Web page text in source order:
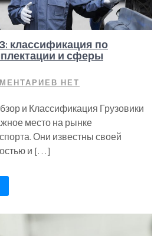
классификация по
и сферы
НЕТ
и Классификация Грузовики
место на рынке
Они известны своей
и […]